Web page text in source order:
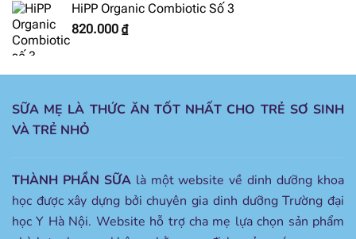
HiPP Organic Combiotic Số 3
820.000 ₫
SỮA MẸ LÀ THỨC ĂN TỐT NHẤT CHO TRẺ SƠ SINH
VÀ TRẺ NHỎ
THÀNH PHẦN SỮA là một website về dinh dưỡng khoa
học được xây dựng bởi chuyên gia dinh dưỡng Trường đại
học Y Hà Nội. Website hỗ trợ cha mẹ lựa chọn sản phẩm